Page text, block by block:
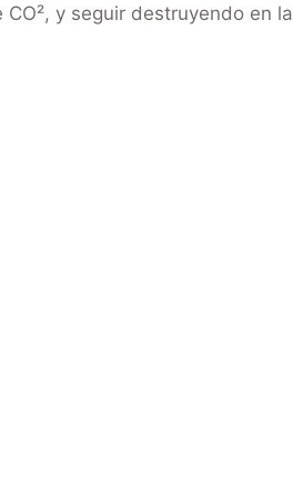
y seguir destruyendo en la